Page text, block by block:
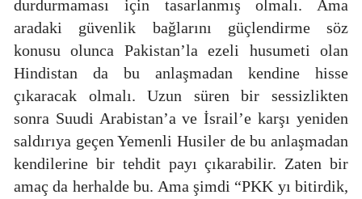
durdurmaması için tasarlanmış olmalı. Ama
aradaki güvenlik bağlarını güçlendirme söz
konusu olunca Pakistan’la ezeli husumeti olan
Hindistan da bu anlaşmadan kendine hisse
çıkaracak olmalı. Uzun süren bir sessizlikten
sonra Suudi Arabistan’a ve İsrail’e karşı yeniden
saldırıya geçen Yemenli Husiler de bu anlaşmadan
kendilerine bir tehdit payı çıkarabilir. Zaten bir
amaç da herhalde bu. Ama şimdi “PKK yı bitirdik,